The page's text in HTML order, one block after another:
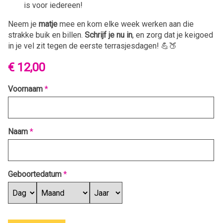
is voor iedereen!
Neem je matje mee en kom elke week werken aan die
strakke buik en billen. Schrijf je nu in, en zorg dat je keigoed
in je vel zit tegen de eerste terrasjesdagen! 💪🍑
€ 12,00
Voornaam *
Naam *
Geboortedatum *